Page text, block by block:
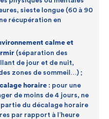
sieste longue (60 à 90
récupération en
calme et
(séparation des
de jour et de nuit,
zones de sommeil…) ;
horaire : pour une
de moins de 4 jours, ne
partie du décalage horaire
par rapport à l’heure